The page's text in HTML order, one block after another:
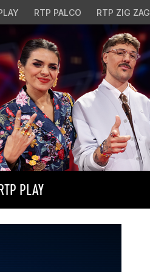
RTP PALCO RTP ZIG ZAG
PLAY